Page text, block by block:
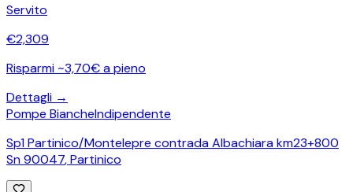
Servito
€2,309
Risparmi ~3,70€ a pieno
Dettagli →
Pompe BiancheIndipendente
Sp1 Partinico/Montelepre contrada Albachiara km23+800
Sn 90047,Partinico